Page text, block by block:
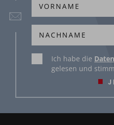
Ich habe die
gelesen und